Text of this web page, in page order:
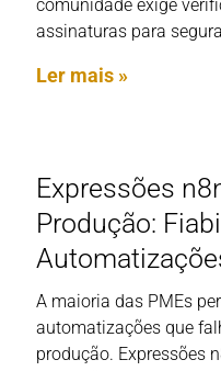
comunidade exige
assinaturas para
Ler mais »
Expressões
Produção:
A maioria das PMEs
automatizações que
produção. Expressões